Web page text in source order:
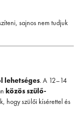
sajnos nem tudjuk
lehetséges. A 12–14
közös szülő-
hogy szülői kísérettel és